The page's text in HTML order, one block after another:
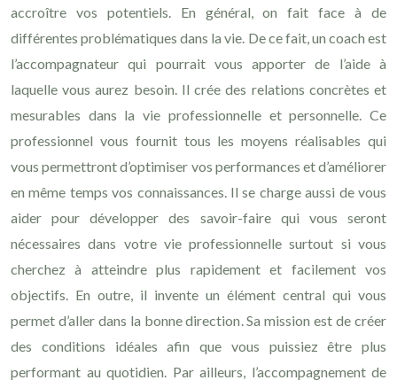
accroître vos potentiels. En général, on fait face à de
différentes problématiques dans la vie. De ce fait, un coach est
l’accompagnateur qui pourrait vous apporter de l’aide à
laquelle vous aurez besoin. Il crée des relations concrètes et
mesurables dans la vie professionnelle et personnelle. Ce
professionnel vous fournit tous les moyens réalisables qui
vous permettront d’optimiser vos performances et d’améliorer
en même temps vos connaissances. Il se charge aussi de vous
aider pour développer des savoir-faire qui vous seront
nécessaires dans votre vie professionnelle surtout si vous
cherchez à atteindre plus rapidement et facilement vos
objectifs. En outre, il invente un élément central qui vous
permet d’aller dans la bonne direction. Sa mission est de créer
des conditions idéales afin que vous puissiez être plus
performant au quotidien. Par ailleurs, l’accompagnement de